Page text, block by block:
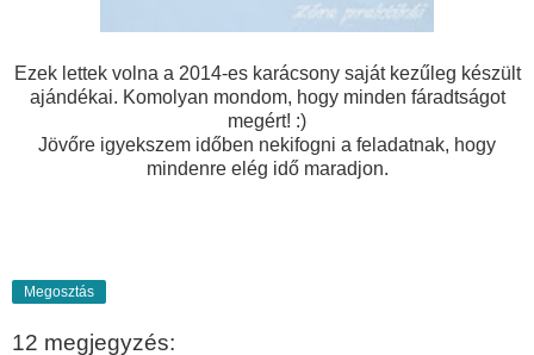
Ezek lettek volna a 2014-es karácsony saját kezűleg készült
ajándékai. Komolyan mondom, hogy minden fáradtságot
megért! :)
Jövőre igyekszem időben nekifogni a feladatnak, hogy
mindenre elég idő maradjon.
Megosztás
12 megjegyzés: